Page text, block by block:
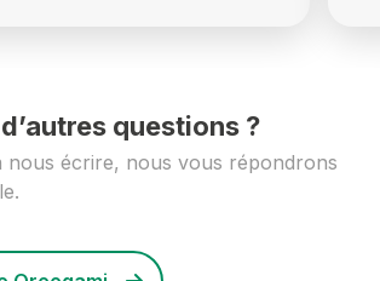
questions ?
nous écrire, nous vous répondrons